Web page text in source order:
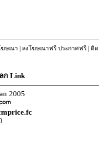
ฆษณา | ลงโฆษณาฟรี ประกาศฟรี| ติด
ก Link
2005